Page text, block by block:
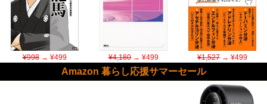
¥998→ ¥499 ¥4,180→ ¥499 ¥1,527→ ¥499
Amazon 暮らし応援サマーセール